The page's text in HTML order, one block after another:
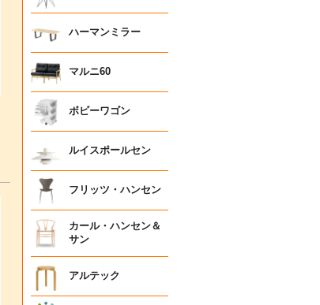
ハーマンミラー
マルニ60
ボビーワゴン
ルイスポールセン
フリッツ・ハンセン
カール・ハンセン＆
サン
アルテック